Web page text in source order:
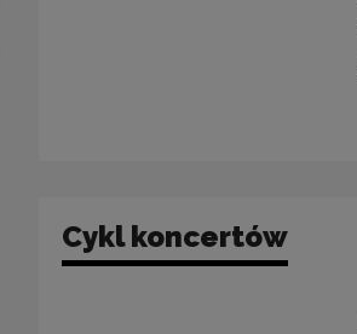
Cykl koncertów